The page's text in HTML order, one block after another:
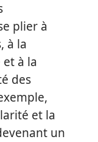
plier à
à la
à la
des
et la
un